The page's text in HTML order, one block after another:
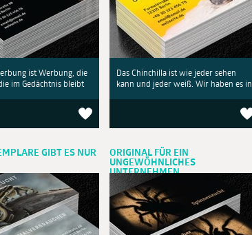
ist Werbung, die
im Gedächtnis bleibt
Das Chinchilla ist wie jeder sehen
kann und jeder weiß. Wir haben es in
GIBT ES NUR
ORIGINAL FÜR EIN
UNGEWÖHNLICHES
UNTERNEHMEN